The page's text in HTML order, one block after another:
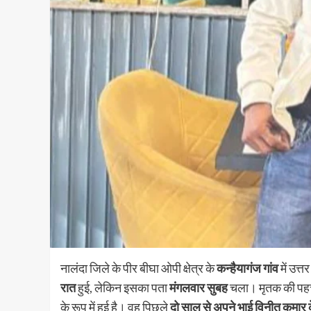
नालंदा जिले के पीर बीघा ओपी क्षेत्र केकन्हैयागंज गांवमें
रातहुई, लेकिन इसका पतामंगलवार सुबहचला। मृतक की
के रूप में हुई है। वह पिछलेदो साल से अपने भाई विनीत